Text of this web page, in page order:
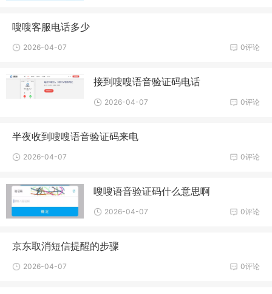
嗖嗖客服电话多少
0评论
2026-04-07
接到嗖嗖语音验证码电话
0评论
2026-04-07
半夜收到嗖嗖语音验证码来电
0评论
2026-04-07
嗖嗖语音验证码什么意思啊
0评论
2026-04-07
京东取消短信提醒的步骤
0评论
2026-04-07